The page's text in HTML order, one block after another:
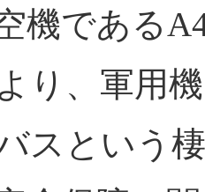
機である
り、軍用
スという